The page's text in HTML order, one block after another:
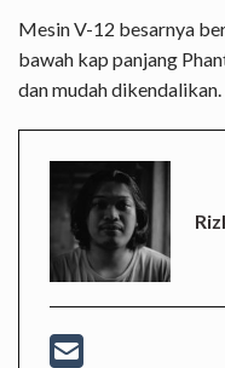
Mesin V-12 besarnya
bawah kap panjang
dan mudah dikendalikan.